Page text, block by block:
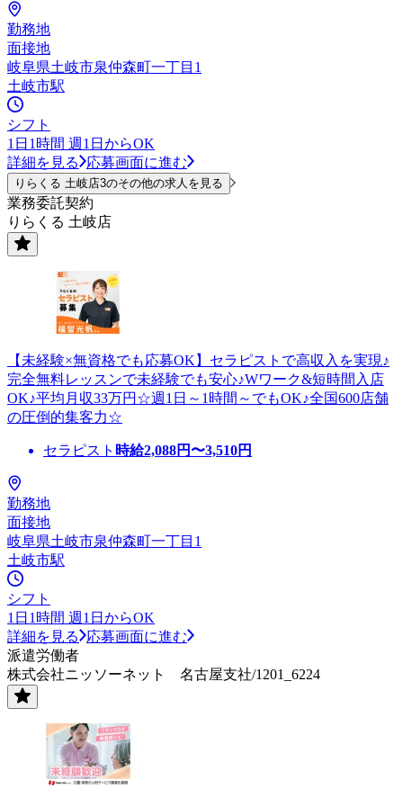
勤務地
面接地
岐阜県土岐市泉仲森町一丁目1
土岐市駅
シフト
1日1時間 週1日からOK
詳細を見る
応募画面に進む
りらくる 土岐店3のその他の求人を見る
業務委託契約
りらくる 土岐店
【未経験×無資格でも応募OK】セラピストで高収入を実現♪
完全無料レッスンで未経験でも安心♪Wワーク&短時間入店
OK♪平均月収33万円☆週1日～1時間～でもOK♪全国600店舗
の圧倒的集客力☆
セラピスト 時給2,088円〜3,510円
勤務地
面接地
岐阜県土岐市泉仲森町一丁目1
土岐市駅
シフト
1日1時間 週1日からOK
詳細を見る
応募画面に進む
派遣労働者
株式会社ニッソーネット 名古屋支社/1201_6224